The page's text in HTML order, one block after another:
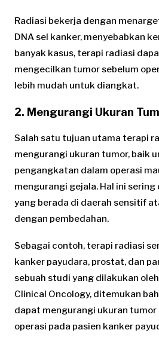
Radiasi bekerja dengan
DNA sel kanker, menyebabkan
banyak kasus, terapi radiasi
mengecilkan tumor sebelum
lebih mudah untuk diangkat.
2. Mengurangi Ukuran
Salah satu tujuan utama terapi
mengurangi ukuran tumor, baik
pengangkatan dalam operasi
mengurangi gejala. Hal ini
yang berada di daerah sensitif
dengan pembedahan.
Sebagai contoh, terapi radiasi
kanker payudara, prostat, dan
sebuah studi yang dilakukan
Clinical Oncology, ditemukan
dapat mengurangi ukuran tumor
operasi pada pasien kanker